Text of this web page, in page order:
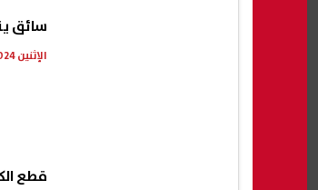
سائق
الإثنين 15/04/2024 09:29 م
قطع